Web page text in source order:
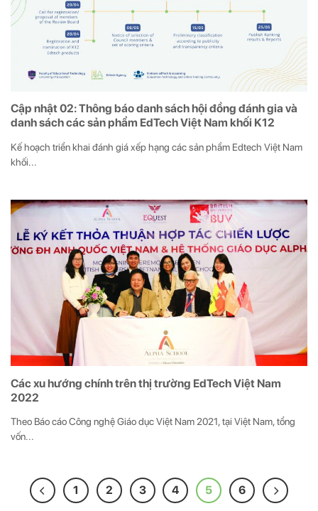
Cập nhật 02: Thông báo danh sách hội đồng đánh gia và
danh sách các sản phẩm EdTech Việt Nam khối K12
Kế hoạch triển khai đánh giá xếp hạng các sản phẩm Edtech Việt Nam
khối...
Các xu hướng chính trên thị trường EdTech Việt Nam
2022
Theo Báo cáo Công nghệ Giáo dục Việt Nam 2021, tại Việt Nam, tổng
vốn...
1 2 3 4 5 6